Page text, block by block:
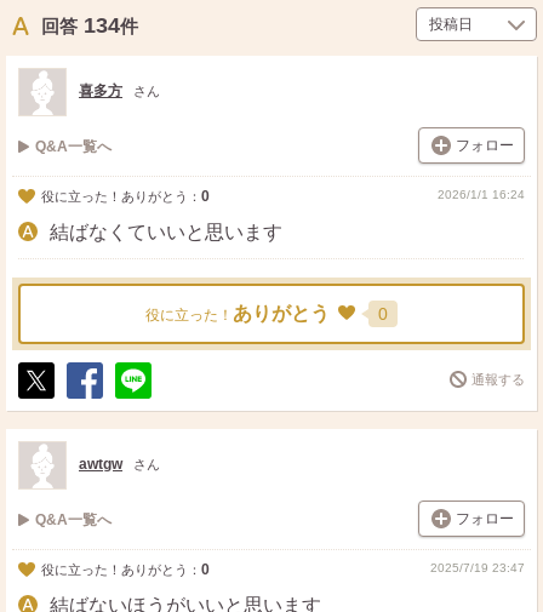
回答 134件
喜多方 さん
Q&A一覧へ フォロー
役に立った！ありがとう： 0 2026/1/1 16:24
結ばなくていいと思います
役に立った！ ありがとう 0
ポ
ス
ト
シ
ェ
送
る
通報する
awtgw さん
Q&A一覧へ フォロー
役に立った！ありがとう： 0 2025/7/19 23:47
結ばないほうがいいと思います